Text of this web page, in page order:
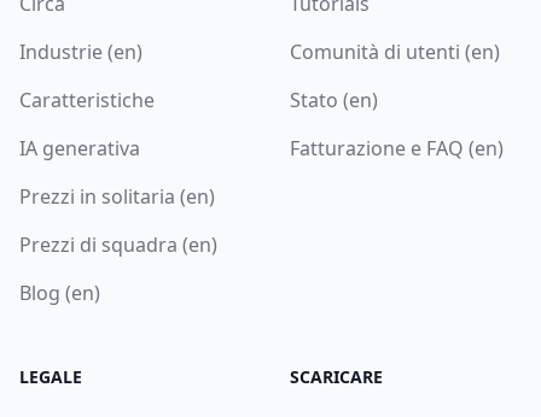
Industrie (en)
Caratteristiche
IA generativa
Prezzi in solitaria (en)
Prezzi di squadra (en)
Blog (en)
Comunità di utenti (en)
Stato (en)
Fatturazione e FAQ (en)
LEGALE SCARICARE